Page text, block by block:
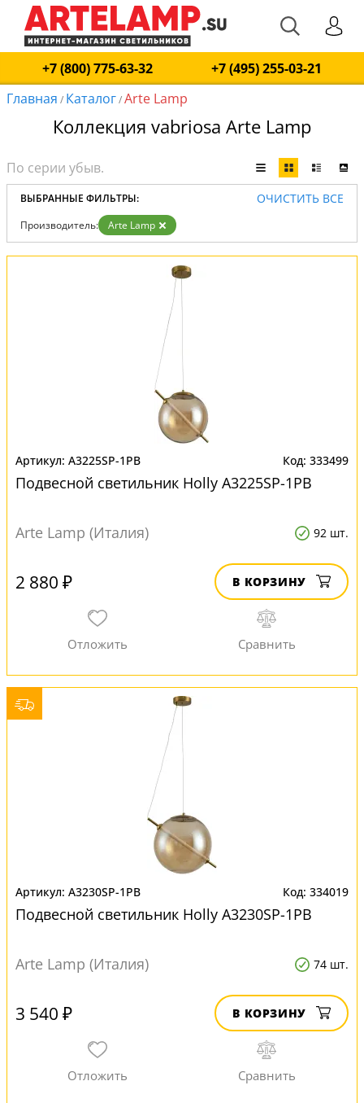
+7 (800) 775-63-32
+7 (495) 255-03-21
Главная / Каталог/Arte Lamp
Коллекция vabriosa Arte Lamp
ВЫБРАННЫЕ ФИЛЬТРЫ: ОЧИСТИТЬ ВСЕ
Производитель: Arte Lamp
A3225SP-1PB 333499
Подвесной светильник Нolly A3225SP-1PB
Arte Lamp (Италия) 92 шт.
2 880 ₽ В КОРЗИНУ
A3230SP-1PB 334019
Подвесной светильник Нolly A3230SP-1PB
Arte Lamp (Италия) 74 шт.
3 540 ₽ В КОРЗИНУ